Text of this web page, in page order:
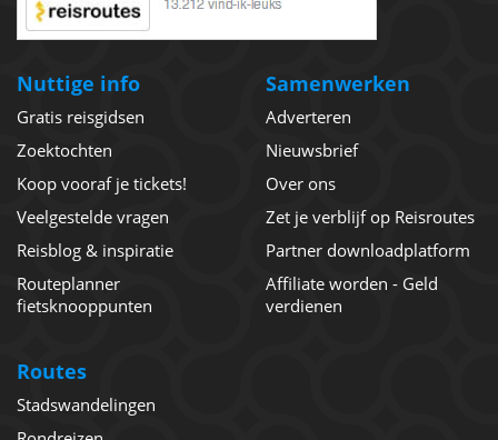
Nuttige info
Gratis reisgidsen
Zoektochten
Koop vooraf je tickets!
Veelgestelde vragen
Reisblog & inspiratie
Routeplanner
fietsknooppunten
Samenwerken
Adverteren
Nieuwsbrief
Over ons
Zet je verblijf op Reisroutes
Partner downloadplatform
Affiliate worden - Geld
verdienen
Routes
Stadswandelingen